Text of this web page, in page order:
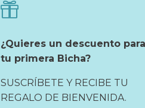

¿Quieres un descuento para
tu primera Bicha?
SUSCRÍBETE Y RECIBE TU
REGALO DE BIENVENIDA.